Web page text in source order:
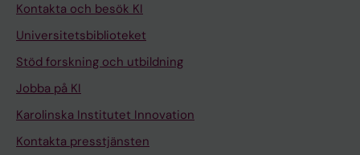
Kontakta och besök KI
Universitetsbiblioteket
Stöd forskning och utbildning
Jobba på KI
Karolinska Institutet Innovation
Kontakta presstjänsten